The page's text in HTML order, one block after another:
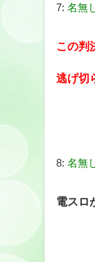
7: 名無
この判
逃げ切
8: 名無
電スロ